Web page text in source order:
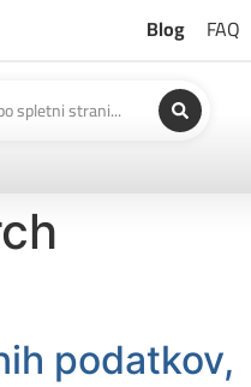
Blog FAQ
podatkov,